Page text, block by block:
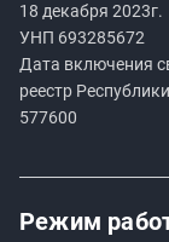
18 декабря 2023г.
УНП 693285672
Дата включения
реестр
577600
Режим